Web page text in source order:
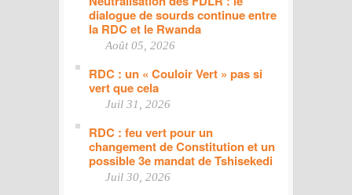
dialogue de sourds continue entre
la RDC et le Rwanda
Août 05, 2026
RDC : un « Couloir Vert » pas si
vert que cela
Juil 31, 2026
RDC : feu vert pour un
changement de Constitution et un
possible 3e mandat de Tshisekedi
Juil 30, 2026